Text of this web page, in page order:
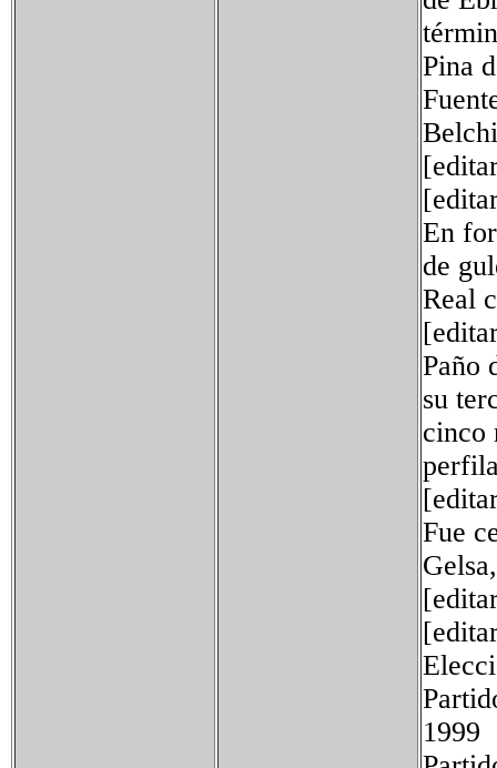
Pina
En
de
Real
Paño
su
cinco
Fue